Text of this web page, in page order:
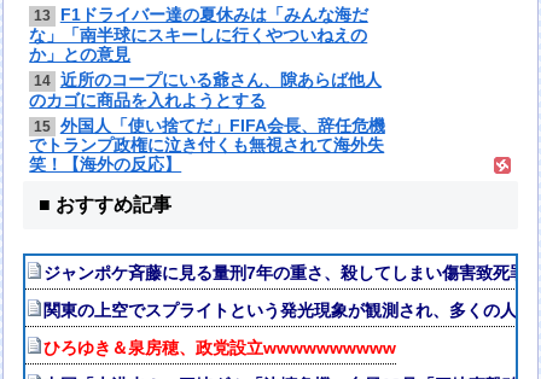
13
F1ドライバー達の夏休みは「みんな海だ
な」「南半球にスキーしに行くやついねえの
か」との意見
14 近所のコープにいる爺さん、隙あらば他人
のカゴに商品を入れようとする
15 外国人「使い捨てだ」FIFA会長、辞任危機
でトランプ政権に泣き付くも無視されて海外失
笑！【海外の反応】
■ おすすめ記事
ジャンポケ斉藤に見る量刑7年の重さ、殺してしまい傷害致死
関東の上空でスプライトという発光現象が観測され、多くの人
ひろゆき＆泉房穂、政党設立wwwwwwwwww